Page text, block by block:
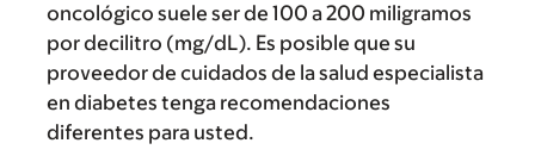
oncológico suele ser de 100 a 200 miligramos
por decilitro (mg/dL). Es posible que su
proveedor de cuidados de la salud especialista
en diabetes tenga recomendaciones
diferentes para usted.